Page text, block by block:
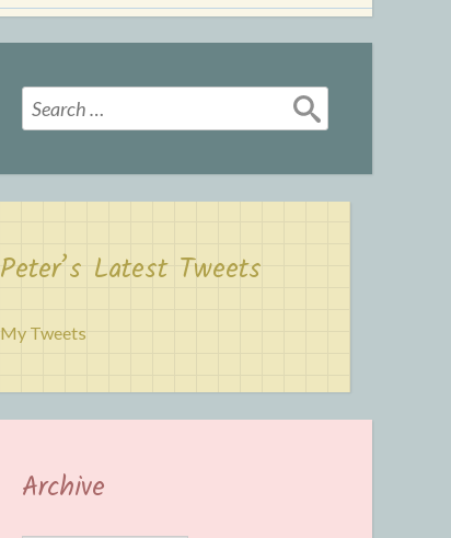
Search
for:
Peter’s Latest Tweets
My Tweets
Archive